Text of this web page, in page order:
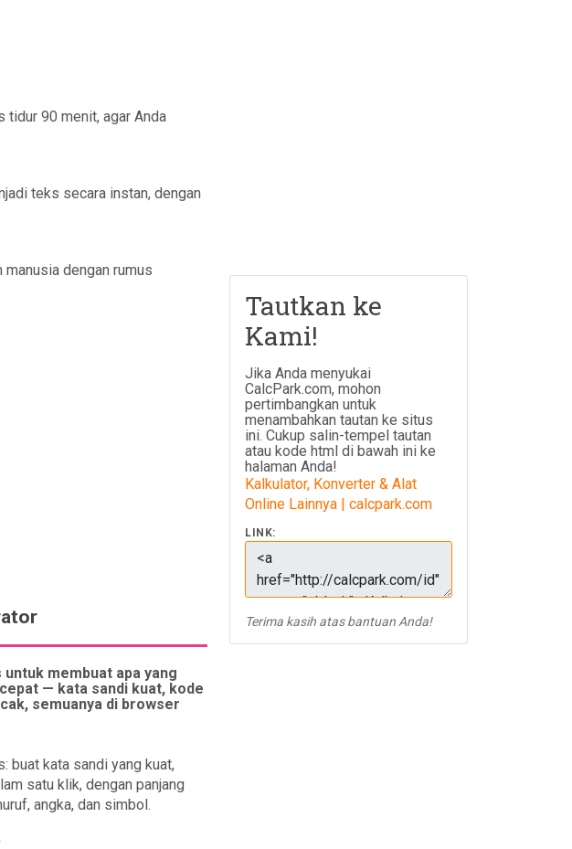
tidur 90 menit, agar Anda
teks secara instan, dengan
manusia dengan rumus
membuat apa yang
— kata sandi kuat, kode
semuanya di browser
buat kata sandi yang kuat,
satu klik, dengan panjang
angka, dan simbol.
Tautkan ke
Kami!
Jika Anda menyukai
CalcPark.com, mohon
pertimbangkan untuk
menambahkan tautan ke situs
ini. Cukup salin-tempel tautan
atau kode html di bawah ini ke
halaman Anda!
Kalkulator, Konverter & Alat
Online Lainnya | calcpark.com
LINK:
Terima kasih atas bantuan Anda!